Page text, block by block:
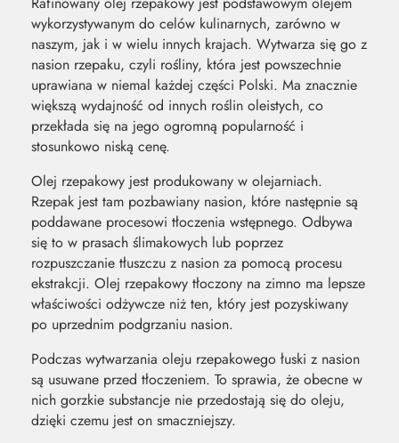
NATURY
wykorzystywanym do celów kulinarnych, zarówno w
naszym, jak i w wielu innych krajach. Wytwarza się go z
nasion rzepaku, czyli rośliny, która jest powszechnie
uprawiana w niemal każdej części Polski. Ma znacznie
większą wydajność od innych roślin oleistych, co
przekłada się na jego ogromną popularność i
stosunkowo niską cenę.
Olej rzepakowy jest produkowany w olejarniach.
Rzepak jest tam pozbawiany nasion, które następnie są
poddawane procesowi tłoczenia wstępnego. Odbywa
się to w prasach ślimakowych lub poprzez
rozpuszczanie tłuszczu z nasion za pomocą procesu
ekstrakcji. Olej rzepakowy tłoczony na zimno ma lepsze
właściwości odżywcze niż ten, który jest pozyskiwany
po uprzednim podgrzaniu nasion.
Podczas wytwarzania oleju rzepakowego łuski z nasion
są usuwane przed tłoczeniem. To sprawia, że obecne w
nich gorzkie substancje nie przedostają się do oleju,
dzięki czemu jest on smaczniejszy.